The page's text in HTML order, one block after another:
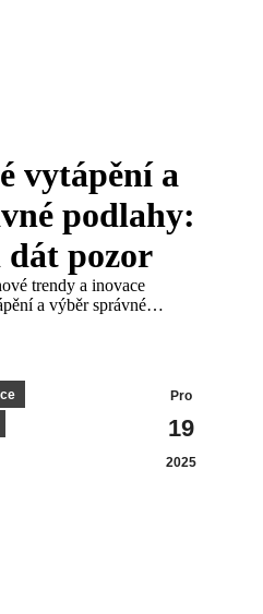
vytápění a
podlahy:
dát pozor
trendy a inovace
a výběr správné…
Pro
19
2025